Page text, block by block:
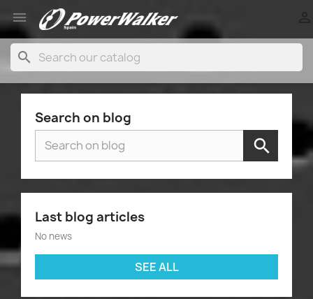

search
Search on blog
Last blog articles
No news
SEE ALL